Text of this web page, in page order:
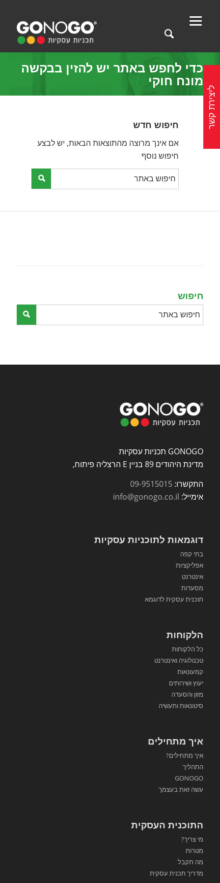
כדי לחפש באתר יש להזין בבקשה
מונח חוקי
חיפוש חדש
אם אינך מרוצה מהתוצאות הבאות, יש לבצע
חיפוש נוסף
חיפוש
GONOGO תכניות עסקיות
מדינת היהודים 89 בניין E הרצליה פיתוח,
התקשרו: 09-9515015
אימייל: info@gonogo.co.il
דוגמאות לתוכניות עסקיות
בתי קפה
אפליקציות
אינטרנט
מסעדות
תוכנית עסקית לדוגמא
הלקוחות
כל הלקוחות
טכנולוגיה ואינטרנט
קמעונאות
יעוץ ושירותים
מזון והסעדה
סיטונאות ותעשיה
איך מתחילים
איך מתחילים?
התהליך
GONOGO
עשה זאת בעצמך
התוכנית העסקית
מי צריך?
מטרות
מה תקבל
מדריך תכנית עסקית
ליצירת קשר